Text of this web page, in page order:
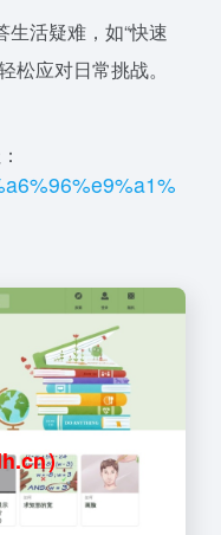
活疑难，如“快速
松应对日常挑战。
a6%96%e9%a1%
）